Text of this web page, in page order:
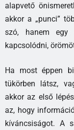
alapvető
akkor a „punci”
szó, hanem egy
kapcsolódni,
Ha most éppen
tükörben látsz,
akkor az első
az, hogy
kíváncsiságot. A